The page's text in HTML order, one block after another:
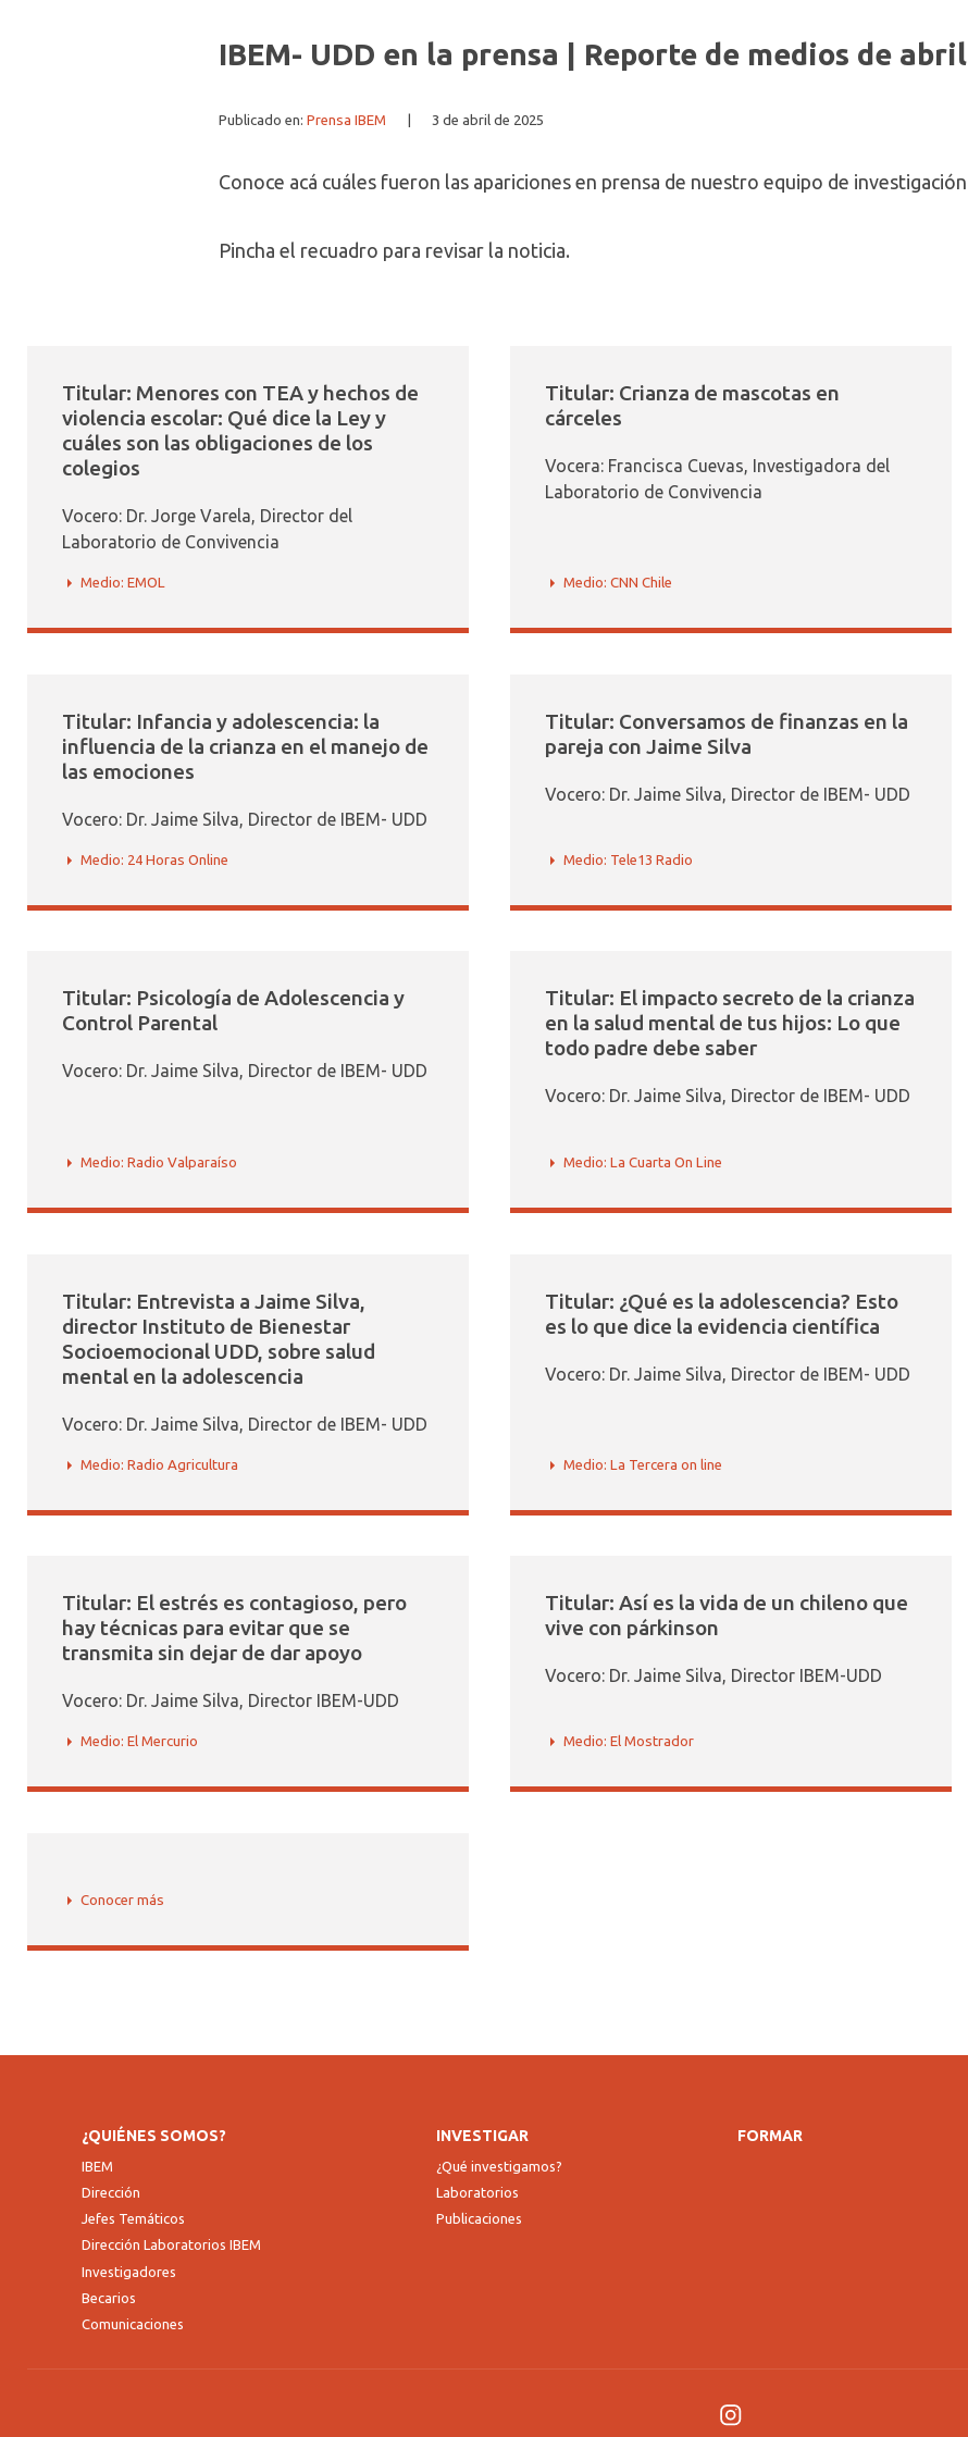
IBEM- UDD en la prensa | Reporte de medios de abril
Publicado en: Prensa IBEM 3 de abril de 2025
Conoce acá cuáles fueron las apariciones en prensa de nuestro equipo de investigación
Pincha el recuadro para revisar la noticia.
Titular: Menores con TEA y hechos de
violencia escolar: Qué dice la Ley y
cuáles son las obligaciones de los
colegios
Vocero: Dr. Jorge Varela, Director del
Laboratorio de Convivencia
Medio: EMOL
Titular: Crianza de mascotas en
cárceles
Vocera: Francisca Cuevas, Investigadora del
Laboratorio de Convivencia
Medio: CNN Chile
Titular: Infancia y adolescencia: la
influencia de la crianza en el manejo de
las emociones
Vocero: Dr. Jaime Silva, Director de IBEM- UDD
Medio: 24 Horas Online
Titular: Conversamos de finanzas en la
pareja con Jaime Silva
Vocero: Dr. Jaime Silva, Director de IBEM- UDD
Medio: Tele13 Radio
Titular: Psicología de Adolescencia y
Control Parental
Vocero: Dr. Jaime Silva, Director de IBEM- UDD
Medio: Radio Valparaíso
Titular: El impacto secreto de la crianza
en la salud mental de tus hijos: Lo que
todo padre debe saber
Vocero: Dr. Jaime Silva, Director de IBEM- UDD
Medio: La Cuarta On Line
Titular: Entrevista a Jaime Silva,
director Instituto de Bienestar
Socioemocional UDD, sobre salud
mental en la adolescencia
Vocero: Dr. Jaime Silva, Director de IBEM- UDD
Medio: Radio Agricultura
Titular: ¿Qué es la adolescencia? Esto
es lo que dice la evidencia científica
Vocero: Dr. Jaime Silva, Director de IBEM- UDD
Medio: La Tercera on line
Titular: El estrés es contagioso, pero
hay técnicas para evitar que se
transmita sin dejar de dar apoyo
Vocero: Dr. Jaime Silva, Director IBEM-UDD
Medio: El Mercurio
Titular: Así es la vida de un chileno que
vive con párkinson
Vocero: Dr. Jaime Silva, Director IBEM-UDD
Medio: El Mostrador
Conocer más
¿QUIÉNES SOMOS?
IBEM
Dirección
Jefes Temáticos
Dirección Laboratorios IBEM
Investigadores
Becarios
Comunicaciones
INVESTIGAR
¿Qué investigamos?
Laboratorios
Publicaciones
FORMAR
Instagram